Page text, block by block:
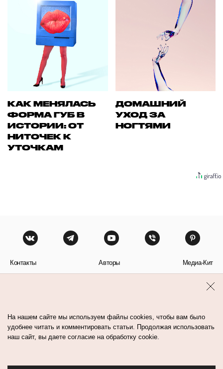
КАК МЕНЯЛАСЬ
ФОРМА ГУБ В
ИСТОРИИ: ОТ
НИТОЧЕК К
УТОЧКАМ
ДОМАШНИЙ
УХОД ЗА
НОГТЯМИ
Контакты Авторы Медиа-Кит
На нашем сайте мы используем файлы cookies, чтобы вам было
удобнее читать и комментировать статьи. Продолжая использовать
наш сайт, вы даете согласие на обработку cookie.